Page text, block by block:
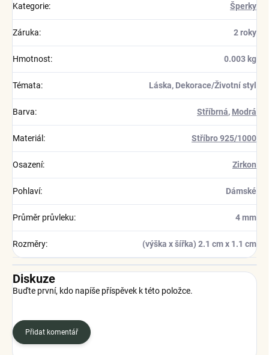
Kategorie: Šperky
Záruka: 2 roky
Hmotnost: 0.003 kg
Témata: Láska, Dekorace/Životní styl
Barva: Stříbrná, Modrá
Materiál : Stříbro 925/1000
Osazení: Zirkon
Pohlaví: Dámské
Průměr průvleku: 4 mm
Rozměry: (výška x šířka) 2.1 cm x 1.1 cm
Diskuze
Buďte první, kdo napíše příspěvek k této položce.
Přidat komentář